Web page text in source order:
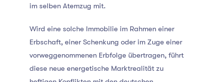
im selben Atemzug mit.
Wird eine solche Immobilie im Rahmen einer
Erbschaft, einer Schenkung oder im Zuge einer
vorweggenommenen Erbfolge übertragen, führt
diese neue energetische Marktrealität zu